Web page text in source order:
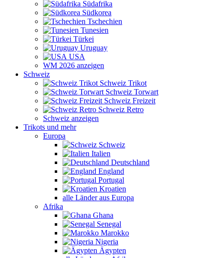
Südafrika
Südkorea
Tschechien
Tunesien
Türkei
Uruguay
USA
WM 2026 anzeigen
Schweiz
Schweiz Trikot
Schweiz Torwart
Schweiz Freizeit
Schweiz Retro
Schweiz anzeigen
Trikots und mehr
Europa
Schweiz
Italien
Deutschland
England
Portugal
Kroatien
alle Länder aus Europa
Afrika
Ghana
Senegal
Marokko
Nigeria
Ägypten